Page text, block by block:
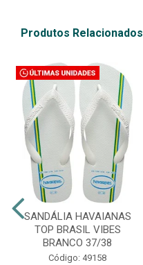
Produtos Relacionados
SANDÁLIA HAVAIANAS
TOP BRASIL VIBES
BRANCO 37/38
Código: 49158